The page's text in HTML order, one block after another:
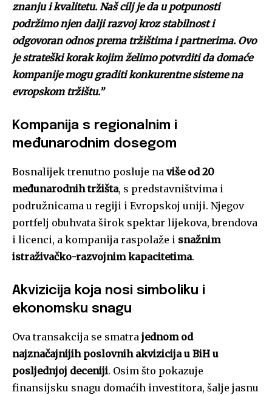
znanju i kvalitetu. Naš cilj je da u potpunosti
podržimo njen dalji razvoj kroz stabilnost i
odgovoran odnos prema tržištima i partnerima. Ovo
je strateški korak kojim želimo potvrditi da domaće
kompanije mogu graditi konkurentne sisteme na
evropskom tržištu.”
Kompanija s regionalnim i
međunarodnim dosegom
Bosnalijek trenutno posluje na više od 20
međunarodnih tržišta, s predstavništvima i
podružnicama u regiji i Evropskoj uniji. Njegov
portfelj obuhvata širok spektar lijekova, brendova
i licenci, a kompanija raspolaže i snažnim
istraživačko-razvojnim kapacitetima.
Akvizicija koja nosi simboliku i
ekonomsku snagu
Ova transakcija se smatra jednom od
najznačajnijih poslovnih akvizicija u BiH u
posljednjoj deceniji. Osim što pokazuje
finansijsku snagu domaćih investitora, šalje jasnu